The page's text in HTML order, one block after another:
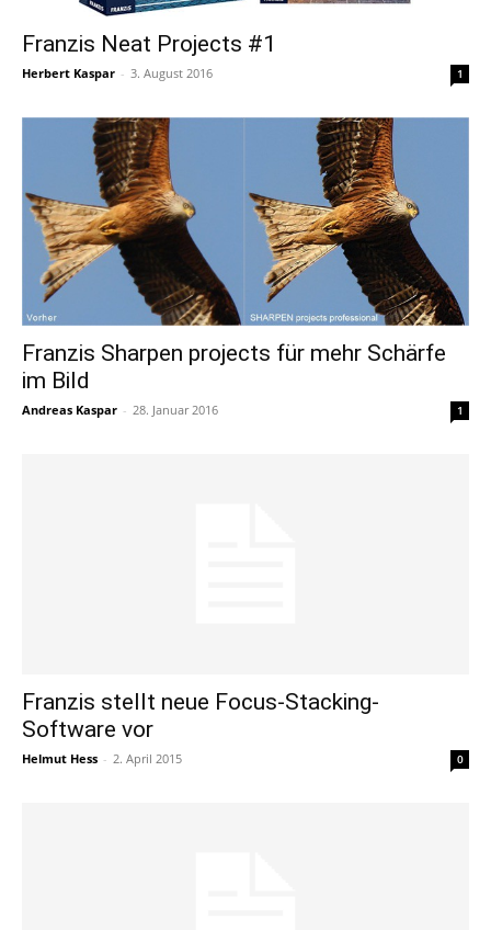
Franzis Neat Projects #1
Herbert Kaspar - 3. August 2016 1
Franzis Sharpen projects für mehr Schärfe
im Bild
Andreas Kaspar - 28. Januar 2016 1
Franzis stellt neue Focus-Stacking-
Software vor
Helmut Hess - 2. April 2015 0